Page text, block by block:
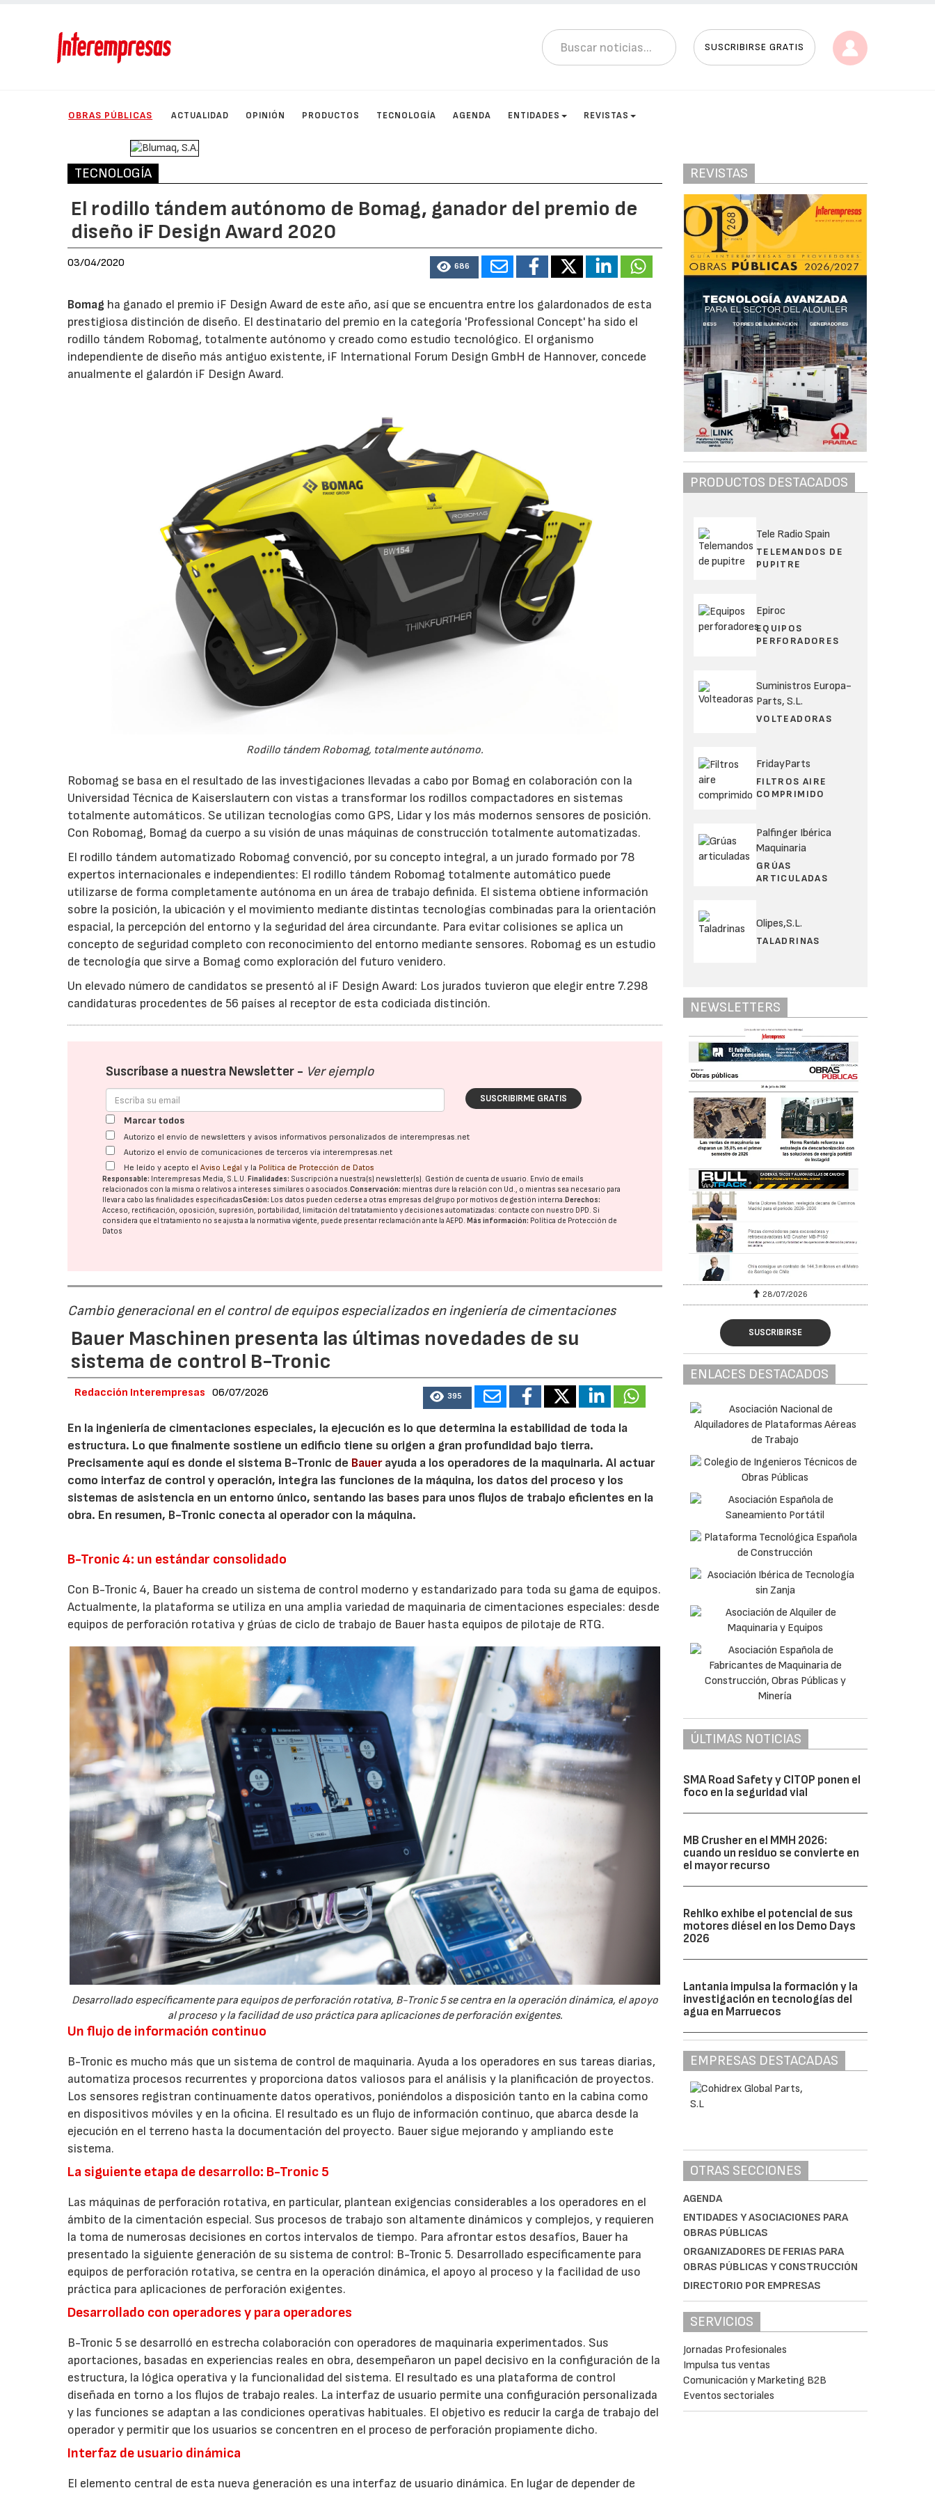
SUSCRIBIRSE GRATIS
OBRAS PÚBLICAS ACTUALIDAD OPINIÓN PRODUCTOS TECNOLOGÍA AGENDA ENTIDADES REVISTAS
TECNOLOGÍA
El rodillo tándem autónomo de Bomag, ganador del premio de
diseño iF Design Award 2020
03/04/2020 686
Bomag ha ganado el premio iF Design Award de este año, así que se encuentra entre los galardonados de esta
prestigiosa distinción de diseño. El destinatario del premio en la categoría 'Professional Concept' ha sido el
rodillo tándem Robomag, totalmente autónomo y creado como estudio tecnológico. El organismo
independiente de diseño más antiguo existente, iF International Forum Design GmbH de Hannover, concede
anualmente el galardón iF Design Award.
Rodillo tándem Robomag, totalmente autónomo.
Robomag se basa en el resultado de las investigaciones llevadas a cabo por Bomag en colaboración con la
Universidad Técnica de Kaiserslautern con vistas a transformar los rodillos compactadores en sistemas
totalmente automáticos. Se utilizan tecnologías como GPS, Lidar y los más modernos sensores de posición.
Con Robomag, Bomag da cuerpo a su visión de unas máquinas de construcción totalmente automatizadas.
El rodillo tándem automatizado Robomag convenció, por su concepto integral, a un jurado formado por 78
expertos internacionales e independientes: El rodillo tándem Robomag totalmente automático puede
utilizarse de forma completamente autónoma en un área de trabajo definida. El sistema obtiene información
sobre la posición, la ubicación y el movimiento mediante distintas tecnologías combinadas para la orientación
espacial, la percepción del entorno y la seguridad del área circundante. Para evitar colisiones se aplica un
concepto de seguridad completo con reconocimiento del entorno mediante sensores. Robomag es un estudio
de tecnología que sirve a Bomag como exploración del futuro venidero.
Un elevado número de candidatos se presentó al iF Design Award: Los jurados tuvieron que elegir entre 7.298
candidaturas procedentes de 56 países al receptor de esta codiciada distinción.
Suscríbase a nuestra Newsletter - Ver ejemplo
SUSCRIBIRME GRATIS
Marcar todos
Autorizo el envío de newsletters y avisos informativos personalizados de interempresas.net
Autorizo el envío de comunicaciones de terceros vía interempresas.net
He leído y acepto elAviso Legal y la Política de Protección de Datos
Responsable: Interempresas Media, S.L.U. Finalidades: Suscripción a nuestra(s) newsletter(s). Gestión de cuenta de usuario. Envío de emails
relacionados con la misma o relativos a intereses similares o asociados.Conservación: mientras dure la relación con Ud., o mientras sea necesario para
llevar a cabo las finalidades especificadasCesión: Los datos pueden cederse a otras empresas del grupo por motivos de gestión interna. Derechos:
Acceso, rectificación, oposición, supresión, portabilidad, limitación del tratatamiento y decisiones automatizadas: contacte con nuestro DPD. Si
considera que el tratamiento no se ajusta a la normativa vigente, puede presentar reclamación ante laAEPD. Más información: Política de Protección de
Datos
Cambio generacional en el control de equipos especializados en ingeniería de cimentaciones
Bauer Maschinen presenta las últimas novedades de su
sistema de control B-Tronic
Redacción Interempresas 06/07/2026 395
En la ingeniería de cimentaciones especiales, la ejecución es lo que determina la estabilidad de toda la
estructura. Lo que finalmente sostiene un edificio tiene su origen a gran profundidad bajo tierra.
Precisamente aquí es donde el sistema B-Tronic de Bauerayuda a los operadores de la maquinaria. Al actuar
como interfaz de control y operación, integra las funciones de la máquina, los datos del proceso y los
sistemas de asistencia en un entorno único, sentando las bases para unos flujos de trabajo eficientes en la
obra. En resumen, B-Tronic conecta al operador con la máquina.
B-Tronic 4: un estándar consolidado
Con B-Tronic 4, Bauer ha creado un sistema de control moderno y estandarizado para toda su gama de equipos.
Actualmente, la plataforma se utiliza en una amplia variedad de maquinaria de cimentaciones especiales: desde
equipos de perforación rotativa y grúas de ciclo de trabajo de Bauer hasta equipos de pilotaje de RTG.
Desarrollado específicamente para equipos de perforación rotativa, B-Tronic 5 se centra en la operación dinámica, el apoyo
al proceso y la facilidad de uso práctica para aplicaciones de perforación exigentes.
Un flujo de información continuo
B-Tronic es mucho más que un sistema de control de maquinaria. Ayuda a los operadores en sus tareas diarias,
automatiza procesos recurrentes y proporciona datos valiosos para el análisis y la planificación de proyectos.
Los sensores registran continuamente datos operativos, poniéndolos a disposición tanto en la cabina como
en dispositivos móviles y en la oficina. El resultado es un flujo de información continuo, que abarca desde la
ejecución en el terreno hasta la documentación del proyecto. Bauer sigue mejorando y ampliando este
sistema.
La siguiente etapa de desarrollo: B-Tronic 5
Las máquinas de perforación rotativa, en particular, plantean exigencias considerables a los operadores en el
ámbito de la cimentación especial. Sus procesos de trabajo son altamente dinámicos y complejos, y requieren
la toma de numerosas decisiones en cortos intervalos de tiempo. Para afrontar estos desafíos, Bauer ha
presentado la siguiente generación de su sistema de control: B-Tronic 5. Desarrollado específicamente para
equipos de perforación rotativa, se centra en la operación dinámica, el apoyo al proceso y la facilidad de uso
práctica para aplicaciones de perforación exigentes.
Desarrollado con operadores y para operadores
B-Tronic 5 se desarrolló en estrecha colaboración con operadores de maquinaria experimentados. Sus
aportaciones, basadas en experiencias reales en obra, desempeñaron un papel decisivo en la configuración de la
estructura, la lógica operativa y la funcionalidad del sistema. El resultado es una plataforma de control
diseñada en torno a los flujos de trabajo reales. La interfaz de usuario permite una configuración personalizada
y las funciones se adaptan a las condiciones operativas habituales. El objetivo es reducir la carga de trabajo del
operador y permitir que los usuarios se concentren en el proceso de perforación propiamente dicho.
Interfaz de usuario dinámica
El elemento central de esta nueva generación es una interfaz de usuario dinámica. En lugar de depender de
REVISTAS
PRODUCTOS DESTACADOS
Tele Radio Spain
TELEMANDOS DE
PUPITRE
Epiroc
EQUIPOS
PERFORADORES
Suministros Europa-
Parts, S.L.
VOLTEADORAS
FridayParts
FILTROS AIRE
COMPRIMIDO
Palfinger Ibérica
Maquinaria
GRÚAS
ARTICULADAS
Olipes,S.L.
TALADRINAS
NEWSLETTERS
30/07/2026
SUSCRIBIRSE
ENLACES DESTACADOS
ÚLTIMAS NOTICIAS
SMA Road Safety y CITOP ponen el
foco en la seguridad vial
MB Crusher en el MMH 2026:
cuando un residuo se convierte en
el mayor recurso
Rehlko exhibe el potencial de sus
motores diésel en los Demo Days
2026
Lantania impulsa la formación y la
investigación en tecnologías del
agua en Marruecos
EMPRESAS DESTACADAS
OTRAS SECCIONES
AGENDA
ENTIDADES Y ASOCIACIONES PARA
OBRAS PÚBLICAS
ORGANIZADORES DE FERIAS PARA
OBRAS PÚBLICAS Y CONSTRUCCIÓN
DIRECTORIO POR EMPRESAS
SERVICIOS
Jornadas Profesionales
Impulsa tus ventas
Comunicación y Marketing B2B
Eventos sectoriales